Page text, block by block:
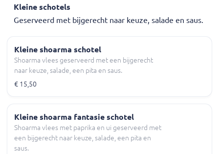
Kleine schotels
Geserveerd met bijgerecht naar keuze, salade en saus.
Kleine shoarma schotel
Shoarma vlees geserveerd met een bijgerecht
naar keuze, salade, een pita en saus.
€ 15,50
Kleine shoarma fantasie schotel
Shoarma vlees met paprika en ui geserveerd met
een bijgerecht naar keuze, salade, een pita en
saus.